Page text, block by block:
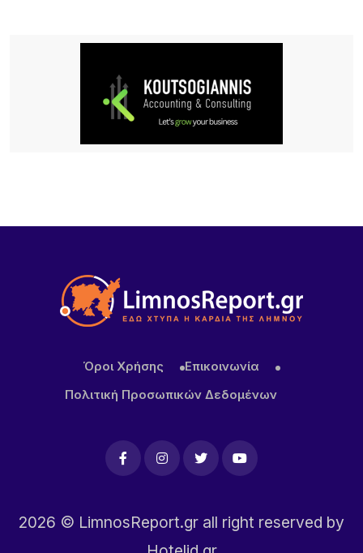
24 ΏΡΕΣ ΠΡΙΝ
«Όταν η Αγάπη Πλημμυρίζει την Πόλη»: Συναυλία
ελπίδας, πίστης και προσφοράς από την Ιερά
Αεροδρόμιο Αθήνας: Νέα άνοδος 4,7% στην
επιβατική κίνηση τον Ιούλιο – Στα 19,68 εκατ. οι
επιβάτες στο επτάμηνο
Όροι Χρήσης
Επικοινωνία
Πολιτική Προσωπικών Δεδομένων
2026 © LimnosReport.gr all right reserved by